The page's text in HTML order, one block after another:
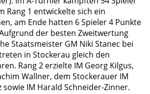
Rang 1 entwickelte sich ein
am Ende hatten 6 Spieler 4 Punkte
der besten Zweitwertung
Staatsmeister GM Niki Stanec bei
in Stockerau gleich den
Rang 2 erzielte IM Georg Kilgus,
Wallner, dem Stockerauer IM
sowie IM Harald Schneider-Zinner.